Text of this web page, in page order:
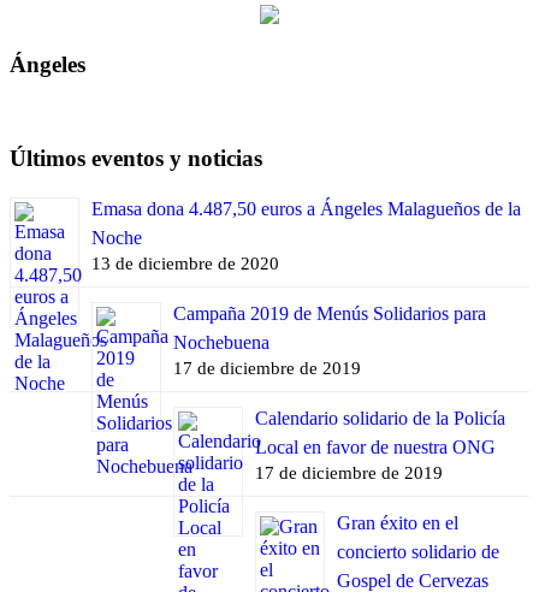
Ángeles
Últimos eventos y noticias
Emasa dona 4.487,50 euros a Ángeles Malagueños de la
Noche
13 de diciembre de 2020
Campaña 2019 de Menús Solidarios para
Nochebuena
17 de diciembre de 2019
Calendario solidario de la Policía
Local en favor de nuestra ONG
17 de diciembre de 2019
Gran éxito en el
concierto solidario de
Gospel de Cervezas